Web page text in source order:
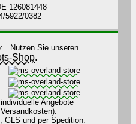
126081448
5922/0382
Nutzen Sie unseren
Shop.
Angebote
GLS und per Spedition.